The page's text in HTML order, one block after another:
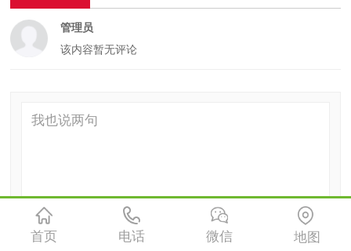
管理员
该内容暂无评论
局域网网友
首页 电话 微信 地图